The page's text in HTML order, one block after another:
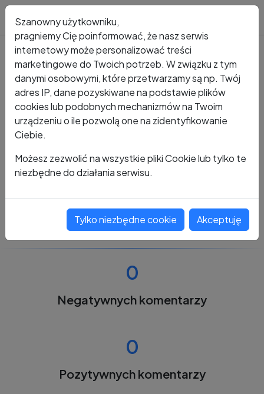
Kto dzwonił? Numer +48 511 712 131
+48 511 712 131
0
Negatywnych komentarzy
0
Pozytywnych komentarzy
Szanowny użytkowniku,
pragniemy Cię poinformować, że nasz serwis
internetowy może personalizować treści
marketingowe do Twoich potrzeb. W związku z tym
danymi osobowymi, które przetwarzamy są np. Twój
adres IP, dane pozyskiwane na podstawie plików
cookies lub podobnych mechanizmów na Twoim
urządzeniu o ile pozwolą one na zidentyfikowanie
Ciebie.
Możesz zezwolić na wszystkie pliki Cookie lub tylko te
niezbędne do działania serwisu.
Tylko niezbędne cookie Akceptuję